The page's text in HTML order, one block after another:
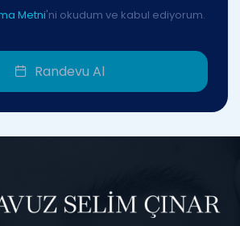
Metni'ni okudum ve kabul ediyorum.
Randevu Al